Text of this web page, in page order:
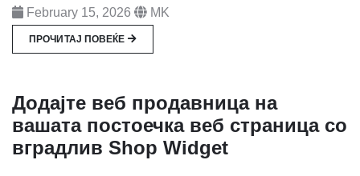
February 15, 2026 MK
ПРОЧИТАЈ ПОВЕЌЕ
Додајте веб продавница на
вашата постоечка веб страница со
вградлив Shop Widget